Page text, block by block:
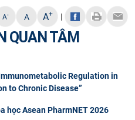
A- A A+ |
QUAN TÂM
Regulation in
to Chronic Disease”
học Asean PharmNET 2026